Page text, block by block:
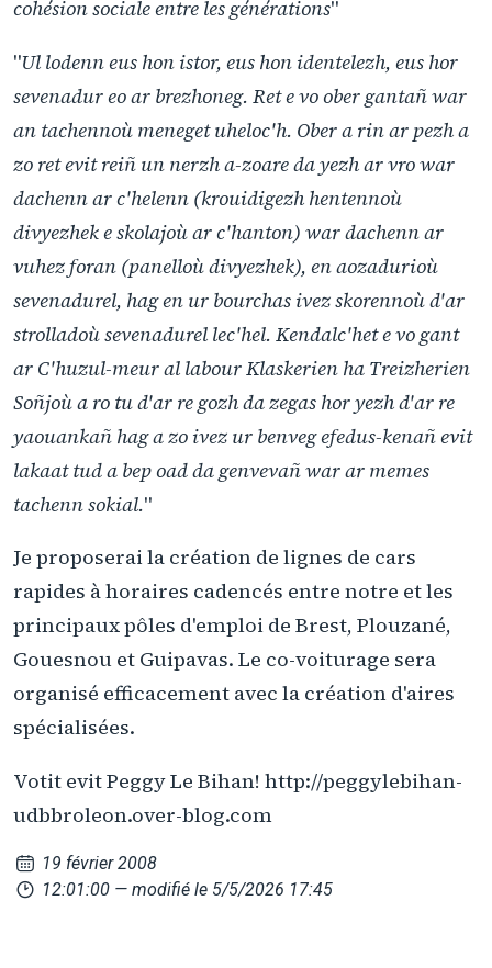
cohésion sociale entre les générations"
"Ul lodenn eus hon istor, eus hon identelezh, eus hor
sevenadur eo ar brezhoneg. Ret e vo ober gantañ war
an tachennoù meneget uheloc'h. Ober a rin ar pezh a
zo ret evit reiñ un nerzh a-zoare da yezh ar vro war
dachenn ar c'helenn (krouidigezh hentennoù
divyezhek e skolajoù ar c'hanton) war dachenn ar
vuhez foran (panelloù divyezhek), en aozadurioù
sevenadurel, hag en ur bourchas ivez skorennoù d'ar
strolladoù sevenadurel lec'hel. Kendalc'het e vo gant
ar C'huzul-meur al labour Klaskerien ha Treizherien
Soñjoù a ro tu d'ar re gozh da zegas hor yezh d'ar re
yaouankañ hag a zo ivez ur benveg efedus-kenañ evit
lakaat tud a bep oad da genvevañ war ar memes
tachenn sokial."
Je proposerai la création de lignes de cars
rapides à horaires cadencés entre notre et les
principaux pôles d'emploi de Brest, Plouzané,
Gouesnou et Guipavas. Le co-voiturage sera
organisé efficacement avec la création d'aires
spécialisées.
Votit evit Peggy Le Bihan! http://peggylebihan-
udbbroleon.over-blog.com
19 février 2008
12:01:00 — modifié le 5/5/2026 17:45